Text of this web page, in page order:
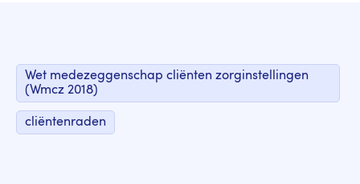
Wet medezeggenschap cliënten zorginstellingen
(Wmcz 2018)
cliëntenraden